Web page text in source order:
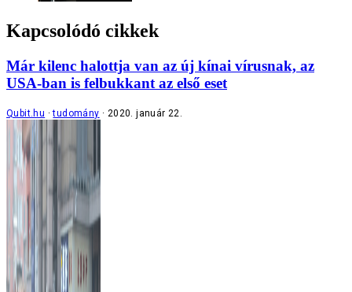
Kapcsolódó cikkek
Már kilenc halottja van az új kínai vírusnak, az
USA-ban is felbukkant az első eset
Qubit.hu tudomány 2020. január 22.